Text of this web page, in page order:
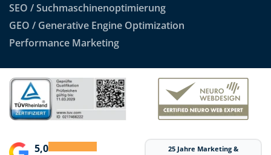
SEO / Suchmaschinenoptimierung
GEO / Generative Engine Optimization
Performance Marketing
5,0
25 Jahre Marketing &